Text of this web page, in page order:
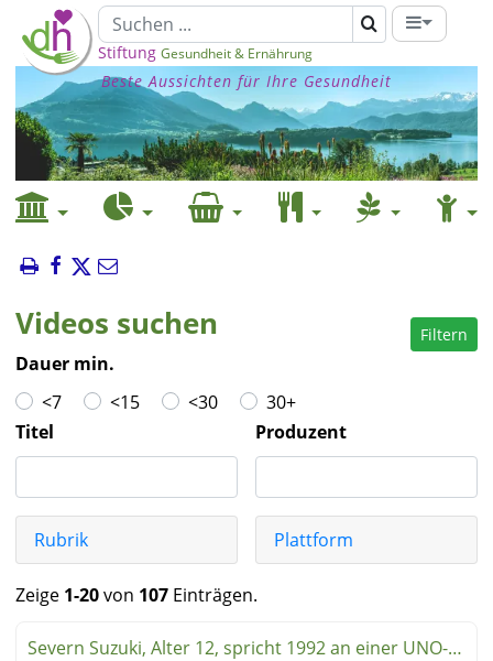
Stiftung Gesundheit & Ernährung
Beste Aussichten für Ihre Gesundheit
Videos suchen Filtern
Dauer min.
<7
<15 <30
30+
Titel
Produzent
Rubrik Plattform
Zeige 1-20von 107 Einträgen.
Severn Suzuki, Alter 12, spricht 1992 an einer UNO-